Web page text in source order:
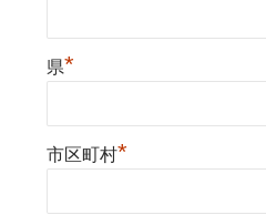
県*
市区町村*